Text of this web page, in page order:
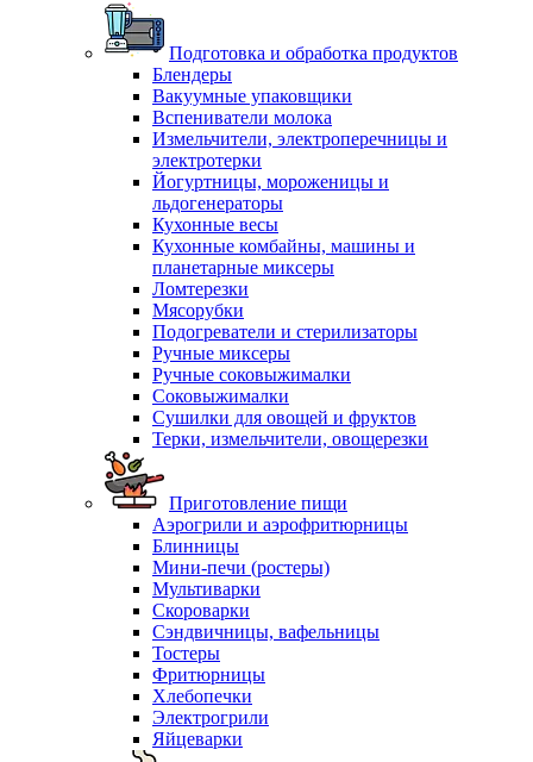
Подготовка и обработка продуктов
Блендеры
Вакуумные упаковщики
Вспениватели молока
Измельчители, электроперечницы и
электротерки
Йогуртницы, мороженицы и
льдогенераторы
Кухонные весы
Кухонные комбайны, машины и
планетарные миксеры
Ломтерезки
Мясорубки
Подогреватели и стерилизаторы
Ручные миксеры
Ручные соковыжималки
Соковыжималки
Сушилки для овощей и фруктов
Терки, измельчители, овощерезки
Приготовление пищи
Аэрогрили и аэрофритюрницы
Блинницы
Мини-печи (ростеры)
Мультиварки
Скороварки
Сэндвичницы, вафельницы
Тостеры
Фритюрницы
Хлебопечки
Электрогрили
Яйцеварки